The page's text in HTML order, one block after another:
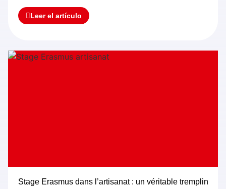
Leer el artículo
Stage Erasmus dans l’artisanat : un véritable tremplin